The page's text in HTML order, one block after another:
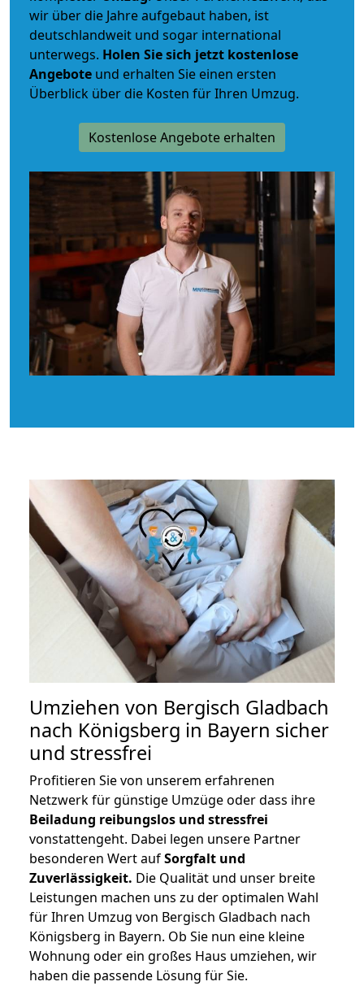
wir über die Jahre aufgebaut haben, ist
deutschlandweit und sogar international
unterwegs. Holen Sie sich jetzt kostenlose
Angebote und erhalten Sie einen ersten
Überblick über die Kosten für Ihren Umzug.
Kostenlose Angebote erhalten
Umziehen von Bergisch Gladbach
nach Königsberg in Bayern sicher
und stressfrei
Profitieren Sie von unserem erfahrenen
Netzwerk für günstige Umzüge oder dass ihre
Beiladung reibungslos und stressfrei
vonstattengeht. Dabei legen unsere Partner
besonderen Wert aufSorgfalt und
Zuverlässigkeit. Die Qualität und unser breite
Leistungen machen uns zu der optimalen Wahl
für Ihren Umzug von Bergisch Gladbach nach
Königsberg in Bayern. Ob Sie nun eine kleine
Wohnung oder ein großes Haus umziehen, wir
haben die passende Lösung für Sie.